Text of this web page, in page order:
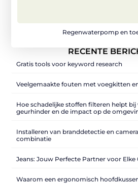
Regenwaterpomp en
RECENTE
Gratis tools voor keyword research
Veelgemaakte fouten met voegkitten
Hoe schadelijke stoffen filteren helpt
geurhinder en de impact op de
Installeren van branddetectie en
combinatie
Jeans: Jouw Perfecte Partner voor Elke
Waarom een ergonomisch